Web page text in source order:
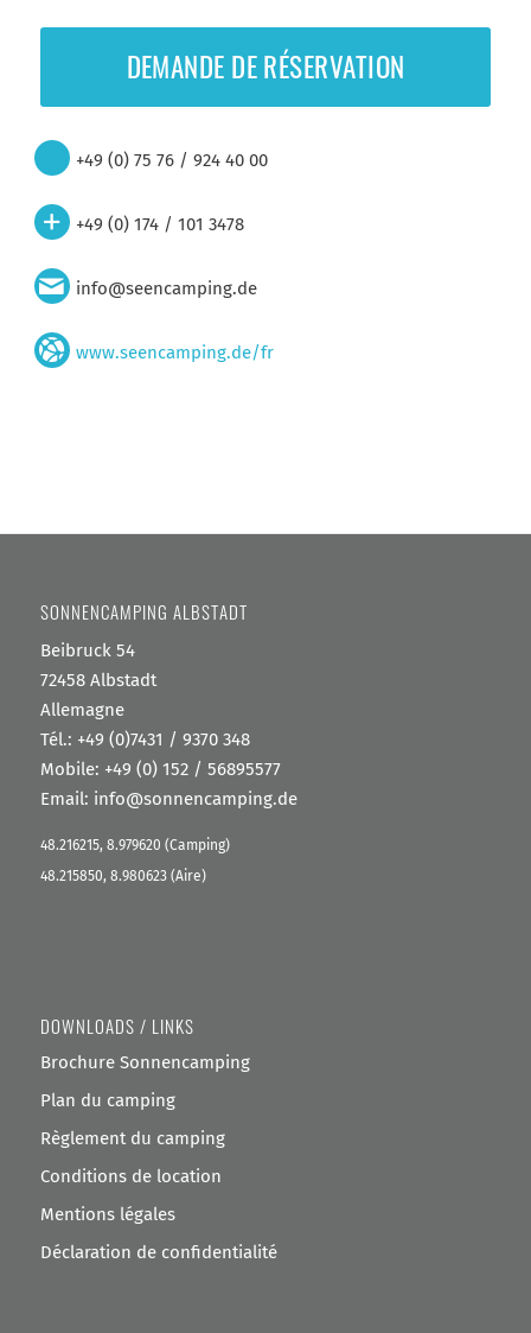
DEMANDE DE RÉSERVATION
+49 (0) 75 76 / 924 40 00
+49 (0) 174 / 101 3478
info@seencamping.de
www.seencamping.de/fr
SONNENCAMPING ALBSTADT
Beibruck 54
72458 Albstadt
Allemagne
Tél.: +49 (0)7431 / 9370 348
Mobile: +49 (0) 152 / 56895577
Email: info@sonnencamping.de
48.216215, 8.979620 (Camping)
48.215850, 8.980623 (Aire)
DOWNLOADS / LINKS
Brochure Sonnencamping
Plan du camping
Règlement du camping
Conditions de location
Mentions légales
Déclaration de confidentialité